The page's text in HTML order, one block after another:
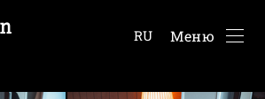
RU Меню